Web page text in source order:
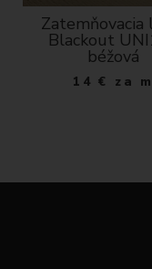
Zatemňovacia
Blackout
béžová
14 € za m